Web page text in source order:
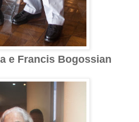
e Francis Bogossian